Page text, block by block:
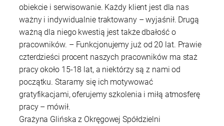
obiekcie i serwisowanie. Każdy klient jest dla nas
ważny i indywidualnie traktowany – wyjaśnił. Drugą
ważną dla niego kwestią jest także dbałość o
pracowników. – Funkcjonujemy już od 20 lat. Prawie
czterdzieści procent naszych pracowników ma staż
pracy około 15-18 lat, a niektórzy są z nami od
początku. Staramy się ich motywować
gratyfikacjami, oferujemy szkolenia i miłą atmosferę
pracy – mówił.
Grażyna Glińska z Okręgowej Spółdzielni